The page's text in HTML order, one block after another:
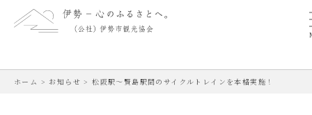
ホーム >お知らせ >松阪駅～賢島駅間のサイクルトレインを本格実施！